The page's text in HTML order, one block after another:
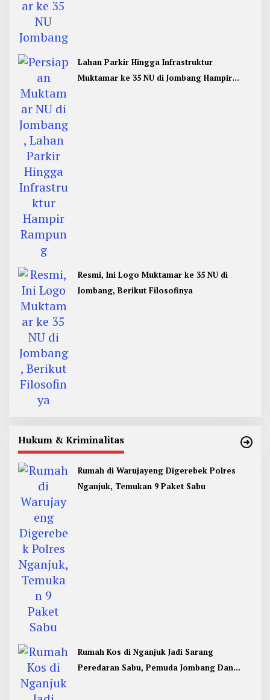
Lahan Parkir Hingga Infrastruktur
Muktamar ke 35 NU di Jombang Hampir
Resmi, Ini Logo Muktamar ke 35 NU di
Jombang, Berikut Filosofinya
Hukum & Kriminalitas
Rumah di Warujayeng Digerebek Polres
Nganjuk, Temukan 9 Paket Sabu
Rumah Kos di Nganjuk Jadi Sarang
Peredaran Sabu, Pemuda Jombang Dan